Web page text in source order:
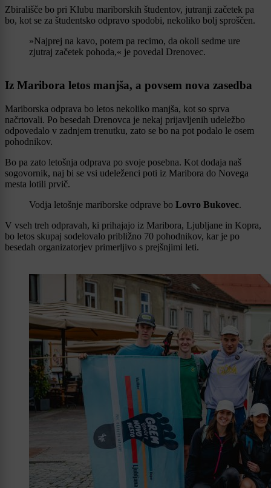
Zbirališče bo pri Klubu mariborskih študentov, jutranji začetek pa
bo, kot se za študentsko odpravo spodobi, nekoliko bolj sproščen.
»Najprej na kavo, potem pa recimo, da okoli sedme ure
zjutraj začetek pohoda,« je povedal Drenovec.
Iz Maribora letos manjša, a povsem nova zasedba
Mariborska odprava bo letos nekoliko manjša, kot so sprva
načrtovali. Po besedah Drenovca je nekaj prijavljenih udeležbo
odpovedalo v zadnjem trenutku, zato se bo na pot podalo le osem
pohodnikov.
Bo pa zato letošnja odprava po svoje posebna. Kot dodaja naš
sogovornik, naj bi se vsi udeleženci poti iz Maribora do Novega
mesta lotili prvič.
Vodja letošnje mariborske odprave bo Lovro Bukovec.
V vseh treh odpravah, ki prihajajo iz Maribora, Ljubljane in Kopra,
bo letos skupaj sodelovalo približno 70 pohodnikov, kar je po
besedah organizatorjev primerljivo s prejšnjimi leti.